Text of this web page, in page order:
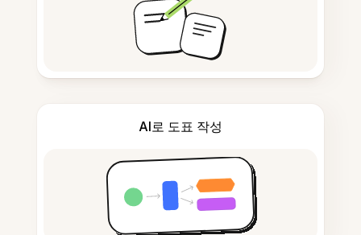
AI로 도표 작성